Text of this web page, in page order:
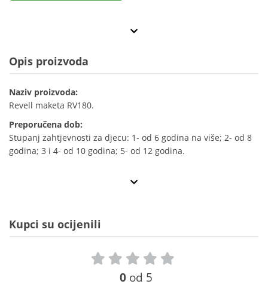
Opis proizvoda
Naziv proizvoda:
Revell maketa RV180.
Preporučena dob:
Stupanj zahtjevnosti za djecu: 1- od 6 godina na više; 2- od 8
godina; 3 i 4- od 10 godina; 5- od 12 godina.
Kupci su ocijenili
0 od 5